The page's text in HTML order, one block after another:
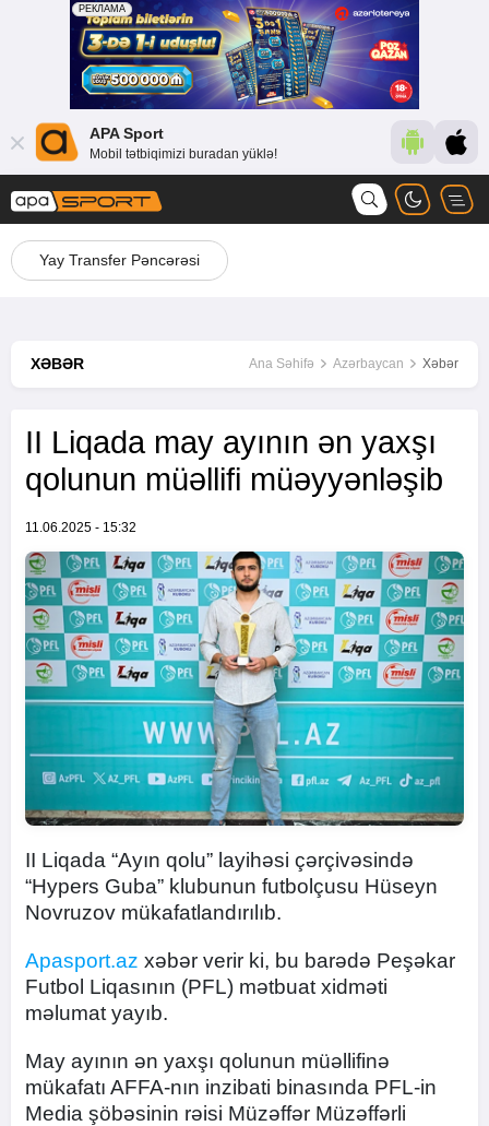
APA Sport
Mobil tətbiqimizi buradan yüklə!
Yay Transfer Pəncərəsi
XƏBƏR Ana Səhifə Azərbaycan Xəbər
II Liqada may ayının ən yaxşı
qolunun müəllifi müəyyənləşib
11.06.2025 - 15:32
II Liqada “Ayın qolu” layihəsi çərçivəsində
“Hypers Guba” klubunun futbolçusu Hüseyn
Novruzov mükafatlandırılıb.
Apasport.az xəbər verir ki, bu barədə Peşəkar
Futbol Liqasının (PFL) mətbuat xidməti
məlumat yayıb.
May ayının ən yaxşı qolunun müəllifinə
mükafatı AFFA-nın inzibati binasında PFL-in
Media şöbəsinin rəisi Müzəffər Müzəffərli